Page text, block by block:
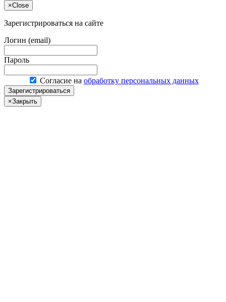
×Close
Зарегистрироваться на сайте
Логин (email)
Пароль
Согласие на обработку персональных данных
Зарегистрироваться
×Закрыть